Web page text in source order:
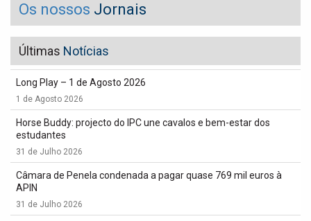
Os nossos Jornais
Últimas Notícias
Long Play – 1 de Agosto 2026
1 de Agosto 2026
Horse Buddy: projecto do IPC une cavalos e bem-estar dos
estudantes
31 de Julho 2026
Câmara de Penela condenada a pagar quase 769 mil euros à
APIN
31 de Julho 2026